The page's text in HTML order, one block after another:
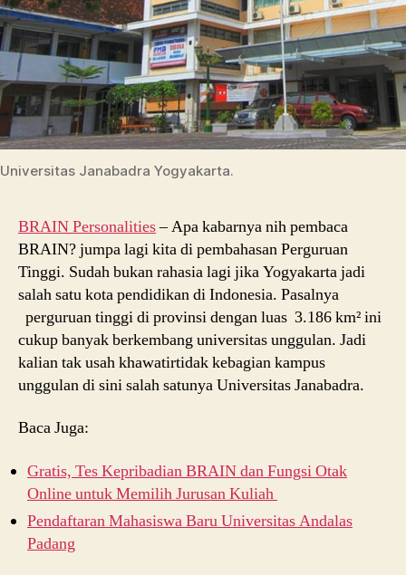
Universitas Janabadra Yogyakarta.
BRAIN Personalities– Apa kabarnya nih pembaca
BRAIN? jumpa lagi kita di pembahasan Perguruan
Tinggi. Sudah bukan rahasia lagi jika Yogyakarta jadi
salah satu kota pendidikan di Indonesia. Pasalnya
perguruan tinggi di provinsi dengan luas 3.186 km² ini
cukup banyak berkembang universitas unggulan. Jadi
kalian tak usah khawatirtidak kebagian kampus
unggulan di sini salah satunya Universitas Janabadra.
Baca Juga:
Gratis, Tes Kepribadian BRAIN dan Fungsi Otak
Online untuk Memilih Jurusan Kuliah
Pendaftaran Mahasiswa Baru Universitas Andalas
Padang